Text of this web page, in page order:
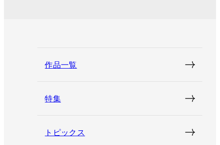
作品一覧
特集
トピックス